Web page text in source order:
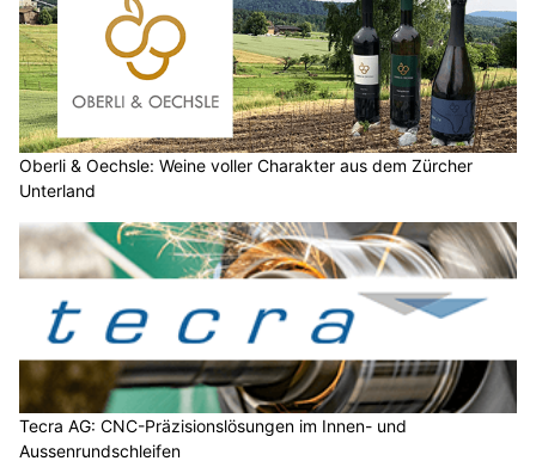
Oberli & Oechsle: Weine voller Charakter aus dem Zürcher
Unterland
Tecra AG: CNC-Präzisionslösungen im Innen- und
Aussenrundschleifen